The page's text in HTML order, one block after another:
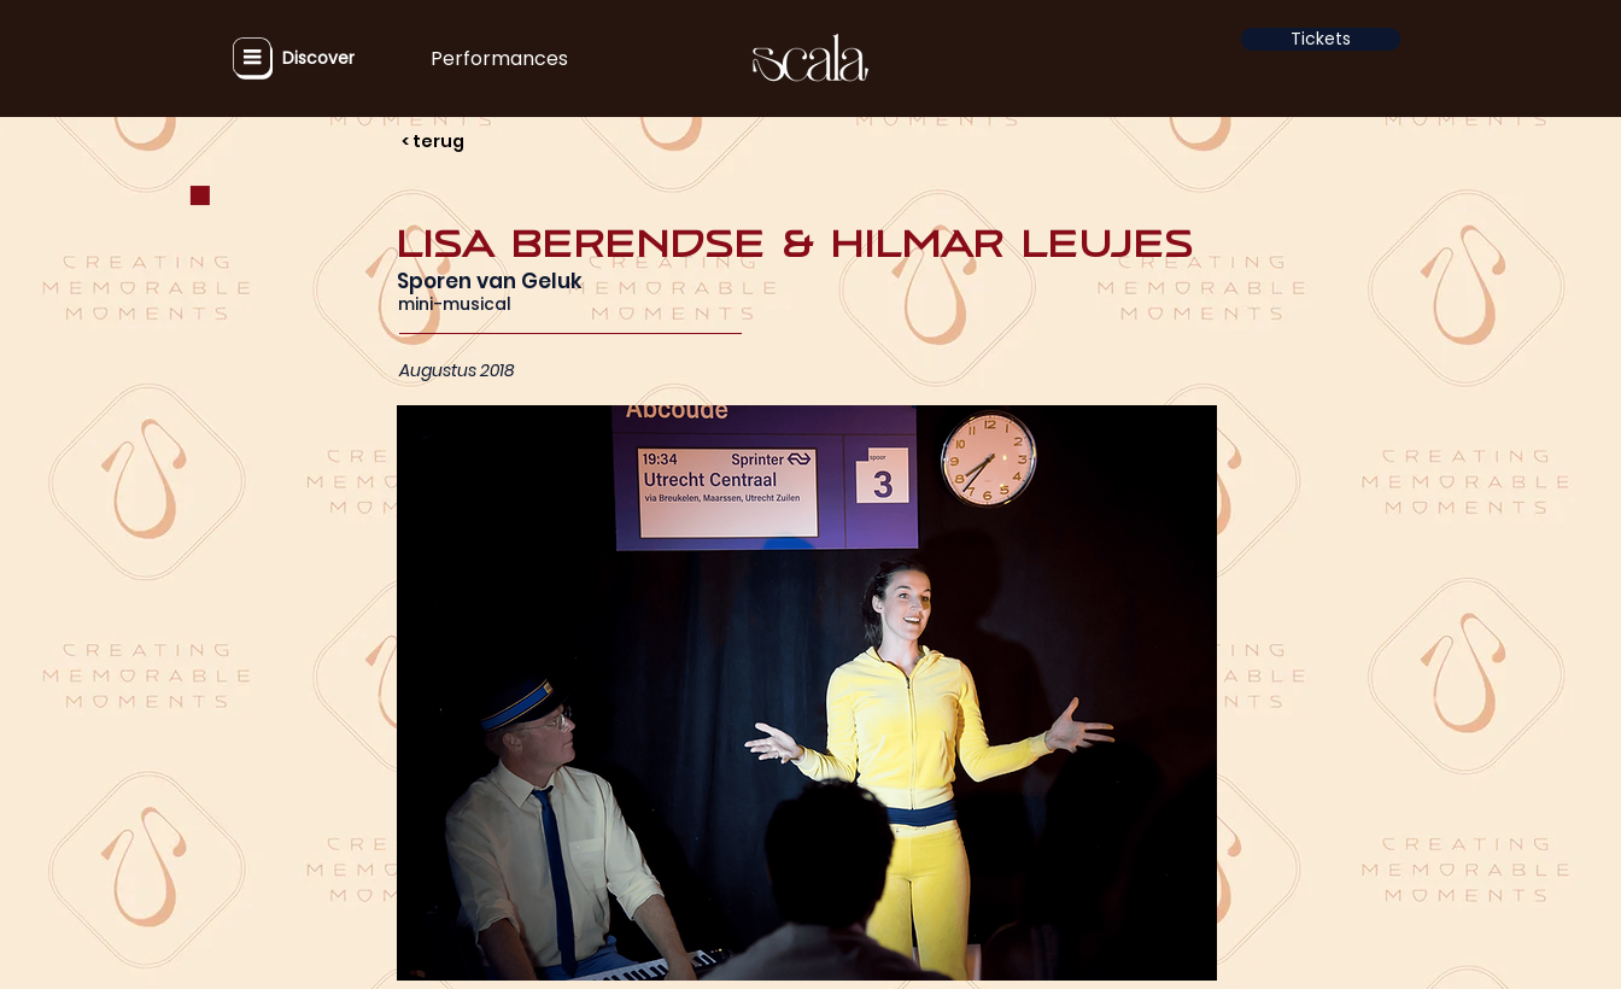
Discover Performances
Tickets
< terug
mini-musical
Lisa Berendse & Hilmar Leujes
Sporen van Geluk
Augustus 2018